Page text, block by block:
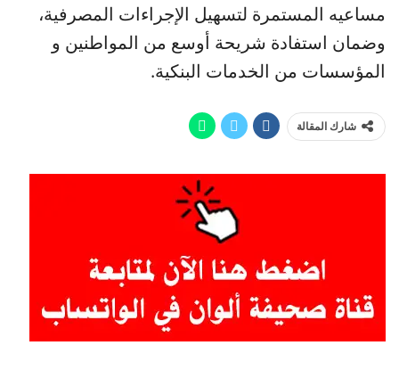
مساعيه المستمرة لتسهيل الإجراءات المصرفية،
وضمان استفادة شريحة أوسع من المواطنين و
المؤسسات من الخدمات البنكية.
شارك المقالة